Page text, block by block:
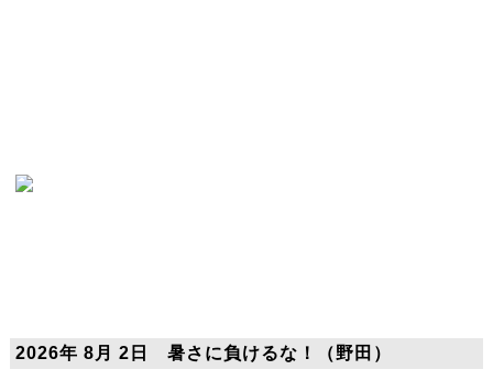
2026年 8月 2日 暑さに負けるな！（野田）